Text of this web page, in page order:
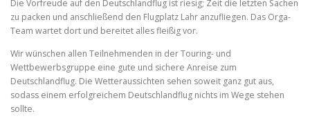
Die Vorfreude auf den Deutschlandflug ist riesig; Zeit die letzten Sachen
zu packen und anschließend den Flugplatz Lahr anzufliegen. Das Orga-
Team wartet dort und bereitet alles fleißig vor.
Wir wünschen allen Teilnehmenden in der Touring- und
Wettbewerbsgruppe eine gute und sichere Anreise zum
Deutschlandflug. Die Wetteraussichten sehen soweit ganz gut aus,
sodass einem erfolgreichem Deutschlandflug nichts im Wege stehen
sollte.